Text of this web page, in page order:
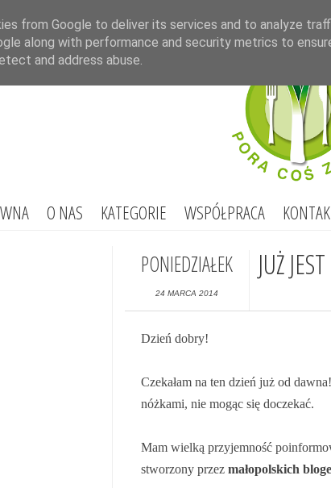
O NAS KATEGORIE WSPÓŁPRACA
PONIEDZIAŁEK
24 MARCA 2014
JUŻ
Dzień dobry!
Czekałam na ten dzień już od
nóżkami, nie mogąc się doczekać.
Mam wielką przyjemność
stworzony przez małopolskich
from Google to deliver its services and to analyze
along with performance and security metrics to
and address abuse.